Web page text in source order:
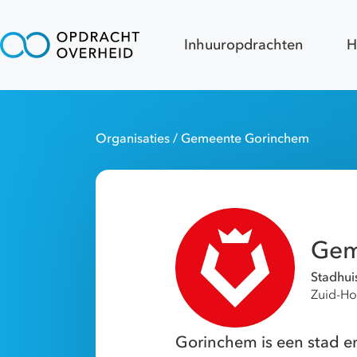
Inhuuropdrachten
Organisaties/ Gemeente Gorinchem
Zuid-
Gorinchem is een stad